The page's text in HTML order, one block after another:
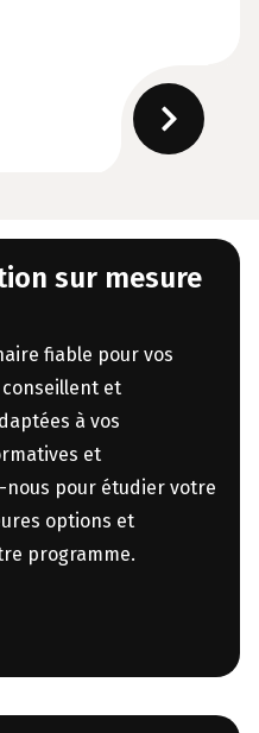
sur mesure
fiable pour vos
et
à vos
et
nous pour étudier votre
options et
programme.